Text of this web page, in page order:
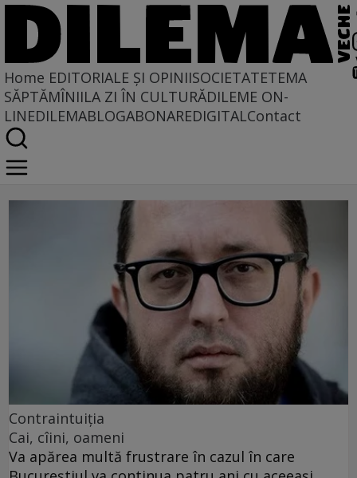
Home EDITORIALE ȘI OPINIISOCIETATETEMA
SĂPTĂMÎNIILA ZI ÎN CULTURĂDILEME ON-
LINEDILEMABLOGABONAREDIGITALContact
O, tempora!...
Contraintuiţia
Cai, cîini, oameni
Va apărea multă frustrare în cazul în care